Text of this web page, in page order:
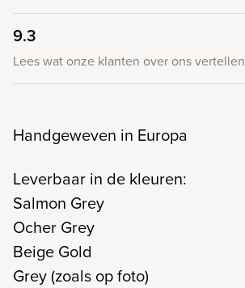
9.3
Lees wat onze klanten over ons vertellen
Handgeweven in Europa
Leverbaar in de kleuren:
Salmon Grey
Ocher Grey
Beige Gold
Grey (zoals op foto)